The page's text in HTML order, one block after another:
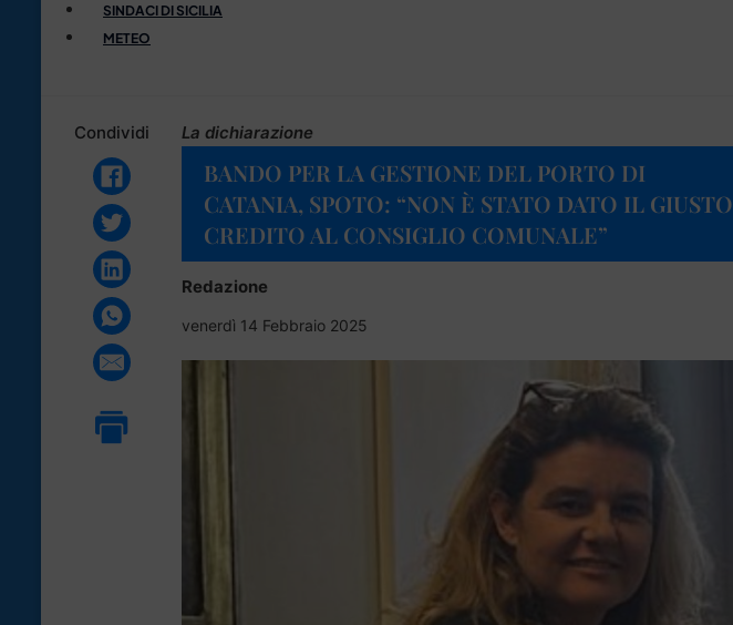
SINDACI DI SICILIA
METEO
Condividi La dichiarazione
BANDO PER LA GESTIONE DEL PORTO DI
CATANIA, SPOTO: “NON È STATO DATO IL GIUSTO
CREDITO AL CONSIGLIO COMUNALE”
Redazione
venerdì 14 Febbraio 2025